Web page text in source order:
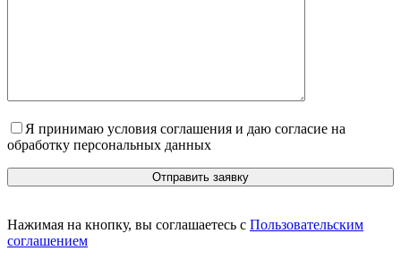
Я принимаю условия соглашения и даю согласие на
обработку персональных данных
Нажимая на кнопку, вы соглашаетесь с Пользовательским
соглашением